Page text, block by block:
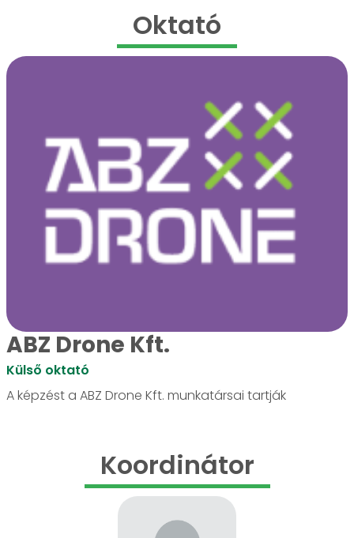
Oktató
ABZ Drone Kft.
Külső oktató
A képzést a ABZ Drone Kft. munkatársai tartják
Koordinátor